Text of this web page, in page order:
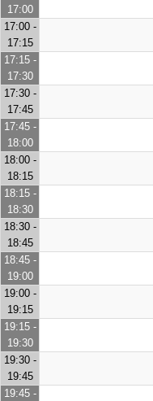
17:00
17:00 -
17:15
17:15 -
17:30
17:30 -
17:45
17:45 -
18:00
18:00 -
18:15
18:15 -
18:30
18:30 -
18:45
18:45 -
19:00
19:00 -
19:15
19:15 -
19:30
19:30 -
19:45
19:45 -